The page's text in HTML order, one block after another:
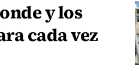
y los
cada vez